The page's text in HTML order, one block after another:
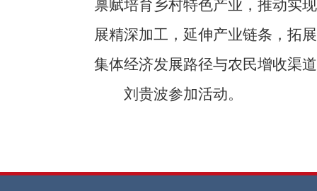
禀赋培育乡村特色产业，推动实
展精深加工，延伸产业链条，拓
集体经济发展路径与农民增收渠
刘贵波参加活动。